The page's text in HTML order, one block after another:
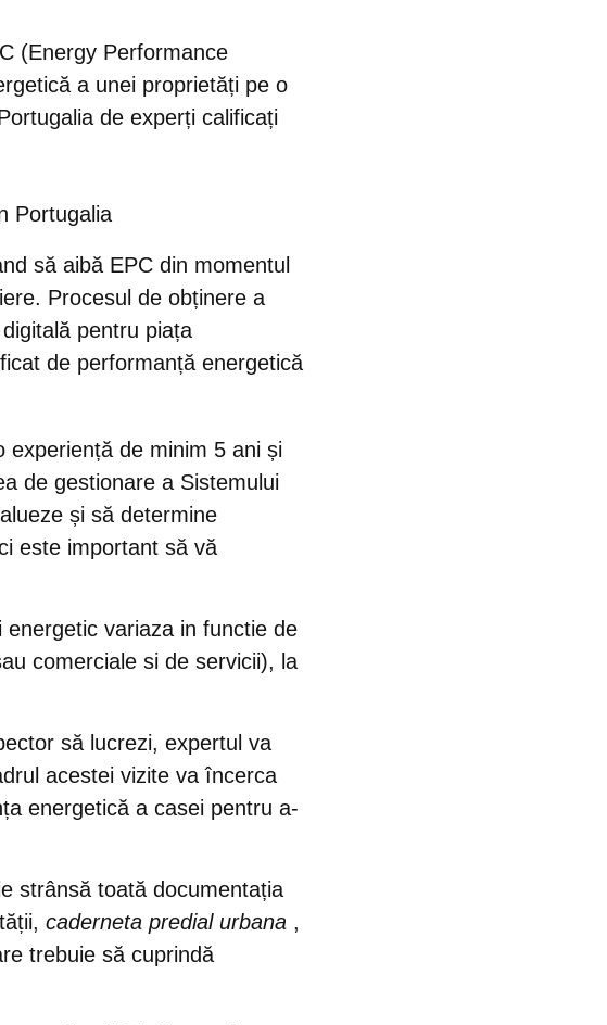
(Energy Performance
a unei proprietăți pe o
de experți calificați
Portugalia
să aibă EPC din momentul
Procesul de obținere a
pentru piața
de performanță energetică
experiență de minim 5 ani și
de gestionare a Sistemului
și să determine
este important să vă
variaza in functie de
comerciale si de servicii), la
să lucrezi, expertul va
acestei vizite va încerca
energetică a casei pentru a-
strânsă toată documentația
caderneta predial urbana ,
trebuie să cuprindă